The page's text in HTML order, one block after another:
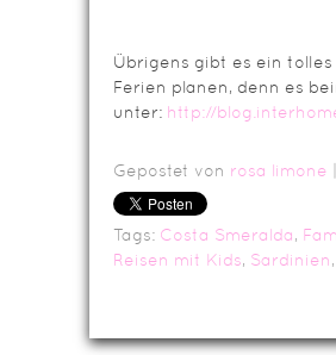
Übrigens gibt es ein
Ferien planen, denn es
unter: http://
Gepostet von rosa limone
Tags: Costa Smeralda,
Reisen mit Kids, Sardinien,